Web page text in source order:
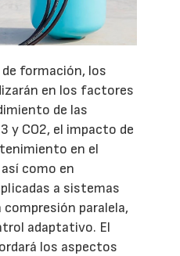
formación, los
en los factores
de las
y CO2, el impacto de
en el
como en
a sistemas
compresión paralela,
adaptativo. El
los aspectos